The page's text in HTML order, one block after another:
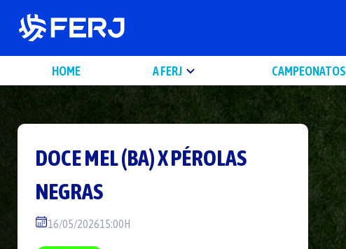
HOME A FERJ CAMPEONATOS
DOCE MEL (BA)XPÉROLAS
NEGRAS
16/05/202615:00H